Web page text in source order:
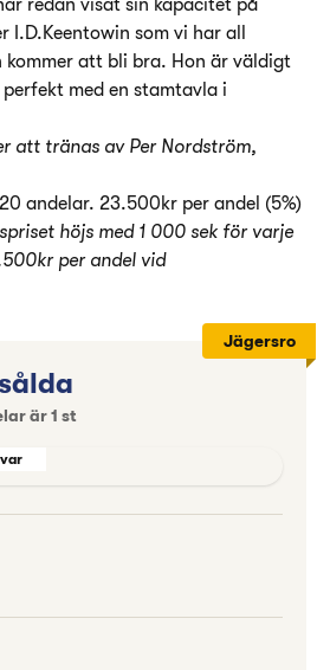
redan visat sin kapacitet på
I.D.Keentowin som vi har all
att bli bra. Hon är väldigt
med en stamtavla i
att tränas av Per Nordström,
andelar. 23.500kr per andel (5%)
höjs med 1 000 sek för varje
per andel vid
är1 st
Jägersro